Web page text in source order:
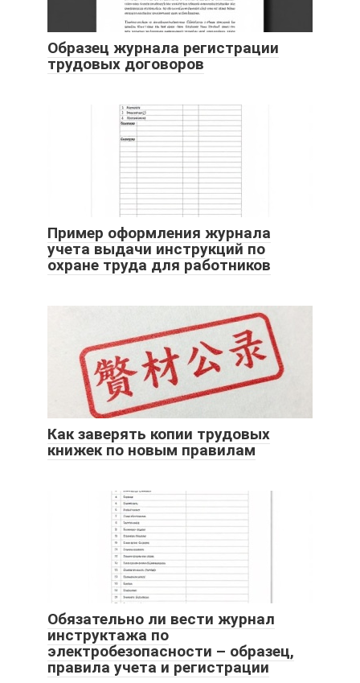
Образец журнала регистрации
трудовых договоров
Пример оформления журнала
учета выдачи инструкций по
охране труда для работников
Как заверять копии трудовых
книжек по новым правилам
Обязательно ли вести журнал
инструктажа по
электробезопасности – образец,
правила учета и регистрации